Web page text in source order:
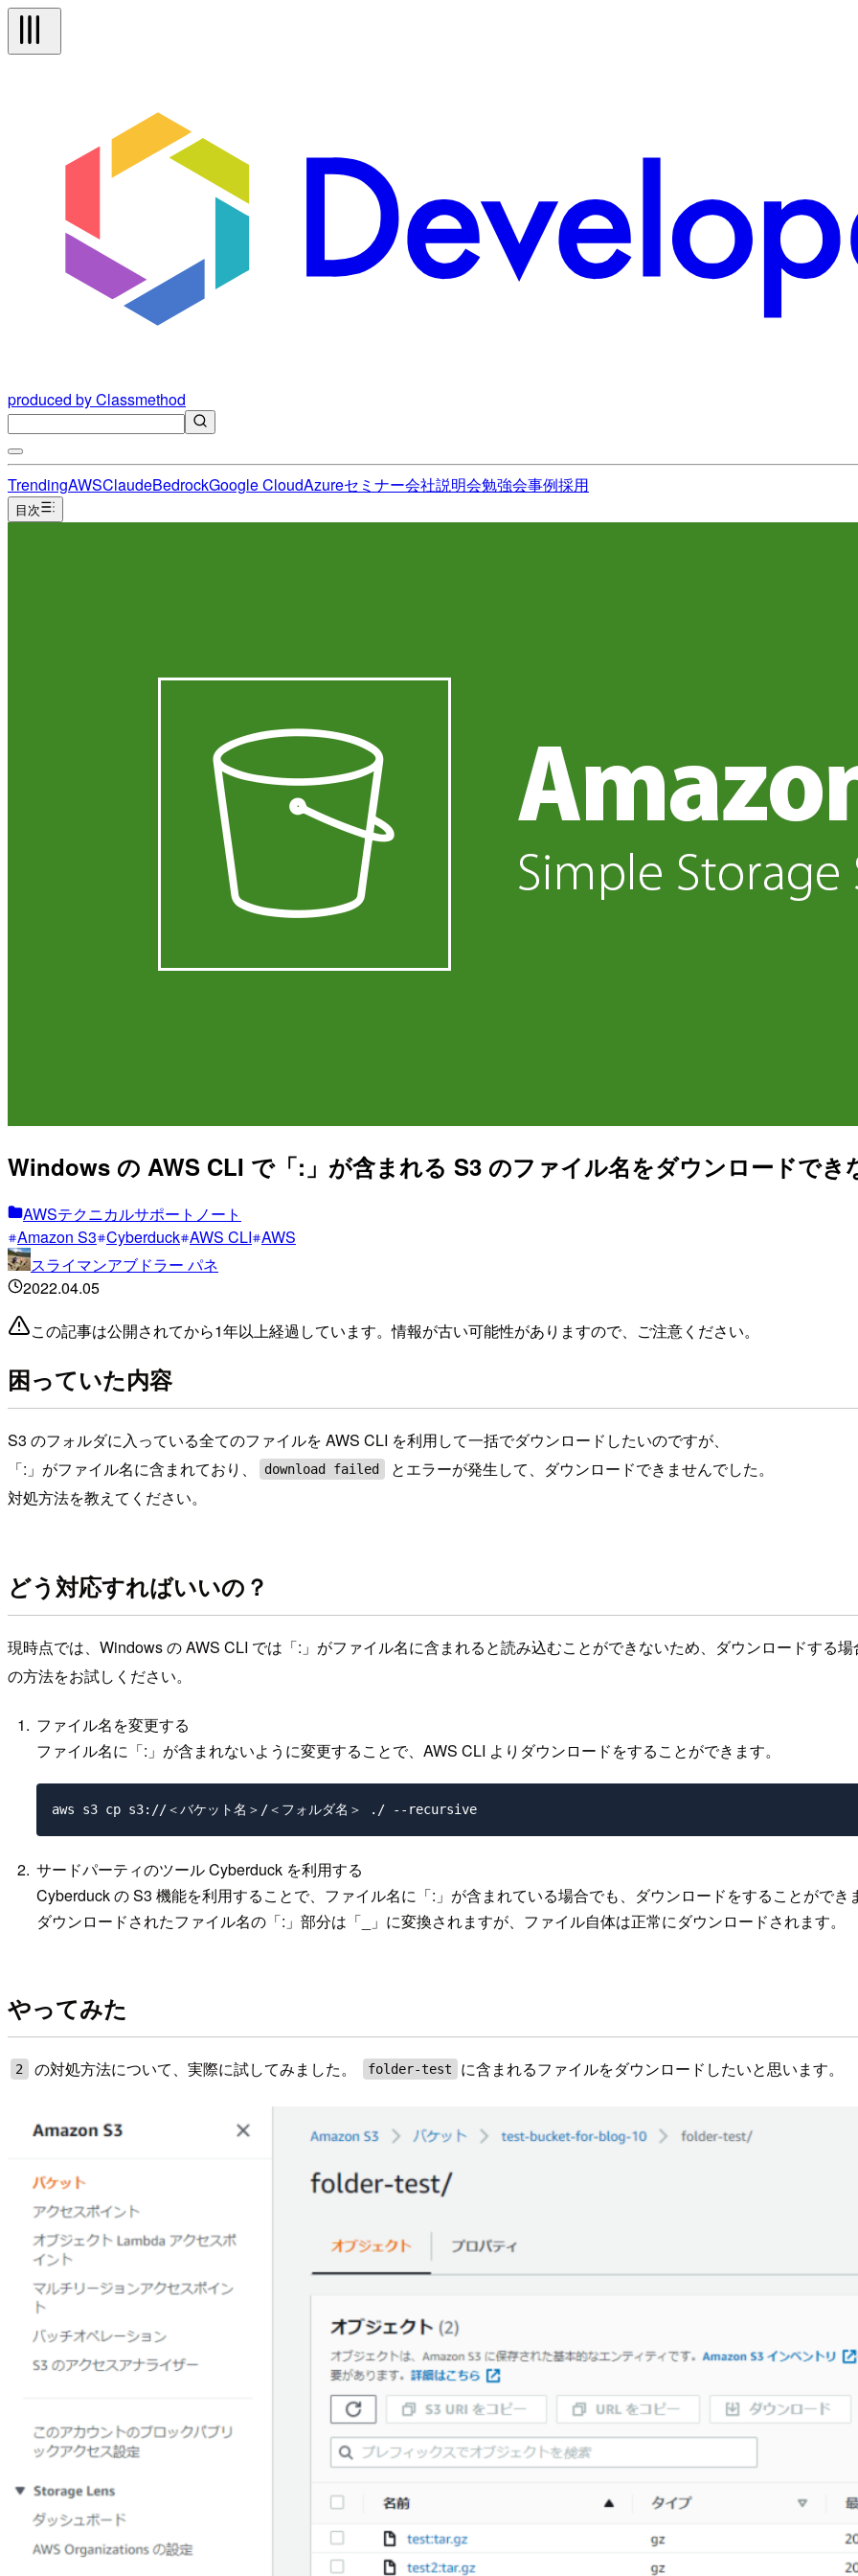
produced by Classmethod
TrendingAWSClaudeBedrockGoogle CloudAzureセミナー会社説明会勉強会事例採用
目次
Windows の AWS CLI で「:」が含まれる S3 のファイル名をダウンロードでき
AWSテクニカルサポートノート
Amazon S3 Cyberduck AWS CLI AWS
スライマンアブドラー パネ
2022.04.05
この記事は公開されてから1年以上経過しています。情報が古い可能性がありますので、ご注意ください。
困っていた内容
S3 のフォルダに入っている全てのファイルを AWS CLI を利用して一括でダウンロードしたいのですが、
「:」がファイル名に含まれており、
download failed
とエラーが発生して、ダウンロードできませんでした。
対処方法を教えてください。
どう対応すればいいの？
現時点では、Windows の AWS CLI では「:」がファイル名に含まれると読み込むことができないため、ダウンロードする
の方法をお試しください。
ファイル名を変更する
ファイル名に「:」が含まれないように変更することで、AWS CLI よりダウンロードをすることができます。
サードパーティのツール Cyberduck を利用する
Cyberduck の S3 機能を利用することで、ファイル名に「:」が含まれている場合でも、ダウンロードをすることができ
ダウンロードされたファイル名の「:」部分は「_」に変換されますが、ファイル自体は正常にダウンロードされます。
やってみた
2 の対処方法について、実際に試してみました。 folder-test に含まれるファイルをダウンロードしたいと思います。